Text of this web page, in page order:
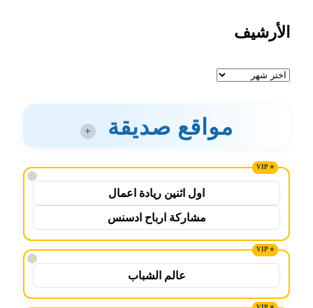
الأرشيف
الأرشيف
مواقع صديقة +
!
اول اثنين ريادة اعمال
مشاركة ارباح ادسنس
!
عالم الشباب